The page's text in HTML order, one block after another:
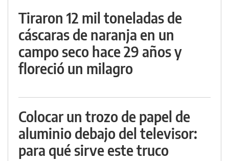
Tiraron 12 mil toneladas de
cáscaras de naranja en un
campo seco hace 29 años y
floreció un milagro
Colocar un trozo de papel de
aluminio debajo del televisor:
para qué sirve este truco